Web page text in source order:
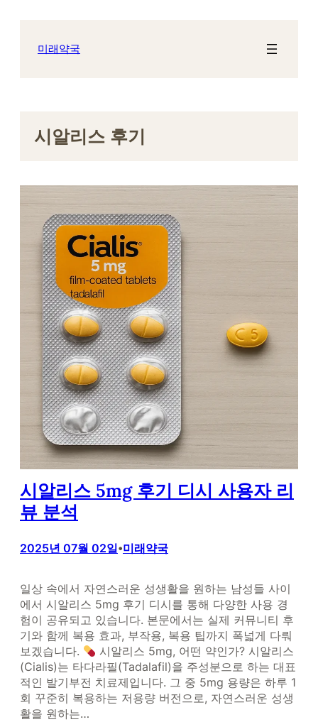
미래약국
시알리스 후기
시알리스 5mg 후기 디시 사용자 리
뷰 분석
2025년 07월 02일•미래약국
일상 속에서 자연스러운 성생활을 원하는 남성들 사이
에서 시알리스 5mg 후기 디시를 통해 다양한 사용 경
험이 공유되고 있습니다. 본문에서는 실제 커뮤니티 후
기와 함께 복용 효과, 부작용, 복용 팁까지 폭넓게 다뤄
보겠습니다.
시알리스 5mg, 어떤 약인가? 시알리스
(Cialis)는 타다라필(Tadalafil)을 주성분으로 하는 대표
적인 발기부전 치료제입니다. 그 중 5mg 용량은 하루 1
회 꾸준히 복용하는 저용량 버전으로, 자연스러운 성생
활을 원하는…